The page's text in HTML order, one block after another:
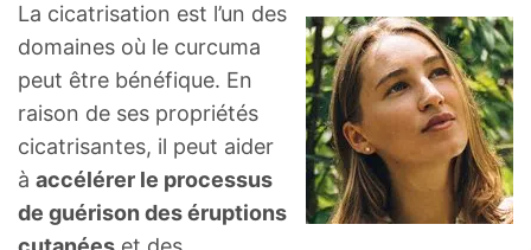
La cicatrisation est l’un des
domaines où le curcuma
peut être bénéfique. En
raison de ses propriétés
cicatrisantes, il peut aider
à accélérer le processus
de guérison des éruptions